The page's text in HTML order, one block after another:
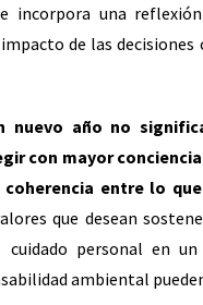
incorpora una
de las decisiones
nuevo año no
con mayor
coherencia entre lo
que desean
personal en un
ambiental